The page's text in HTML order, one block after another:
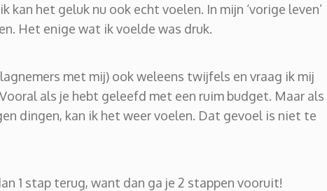
kan het geluk nu ook echt voelen. In mijn ‘vorige leven’
Het enige wat ik voelde was druk.
met mij) ook weleens twijfels en vraag ik mij
als je hebt geleefd met een ruim budget. Maar als
dingen, kan ik het weer voelen. Dat gevoel is niet te
1 stap terug, want dan ga je 2 stappen vooruit!